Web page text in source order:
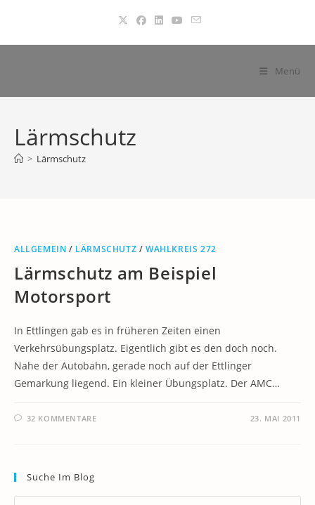
springen
Menü
Lärmschutz
> Lärmschutz
ALLGEMEIN / LÄRMSCHUTZ /WAHLKREIS 272
Lärmschutz am Beispiel
Motorsport
In Ettlingen gab es in früheren Zeiten einen
Verkehrsübungsplatz. Eigentlich gibt es den doch noch.
Nahe der Autobahn, gerade noch auf der Ettlinger
Gemarkung liegend. Ein kleiner Übungsplatz. Der AMC…
32 KOMMENTARE 23. MAI 2011
Suche Im Blog